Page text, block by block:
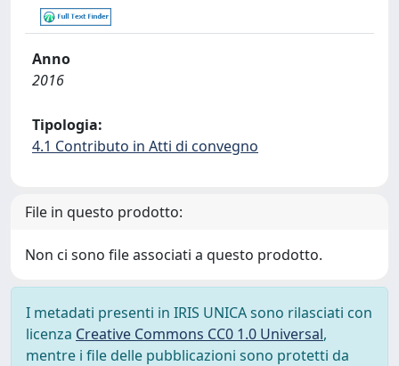
Anno
2016
Tipologia:
4.1 Contributo in Atti di convegno
File in questo prodotto:
Non ci sono file associati a questo prodotto.
I metadati presenti in IRIS UNICA sono rilasciati con
licenza Creative Commons CC0 1.0 Universal,
mentre i file delle pubblicazioni sono protetti da